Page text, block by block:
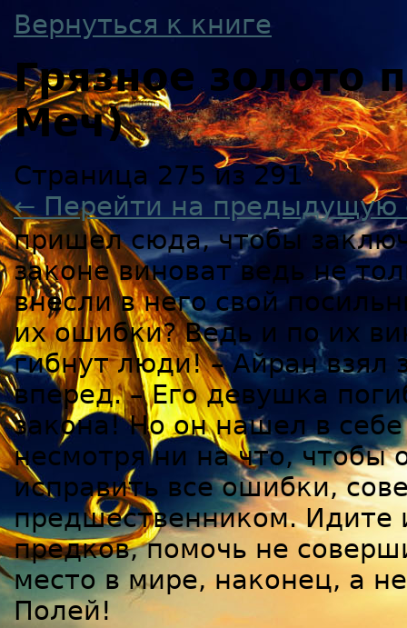
Вернуться к книге
Грязное
Меч)
Страница 275 из 291
← Перейти на предыдущую
пришел сюда, чтобы
законе виноват ведь не
внесли в него свой
их ошибки? Ведь и по их
гибнут люди! – Айран взял
вперед. – Его девушка
закона! Но он нашел в
несмотря ни на что,
исправить все ошибки,
предшественником. Идите
предков, помочь не
место в мире, наконец, а
Полей!